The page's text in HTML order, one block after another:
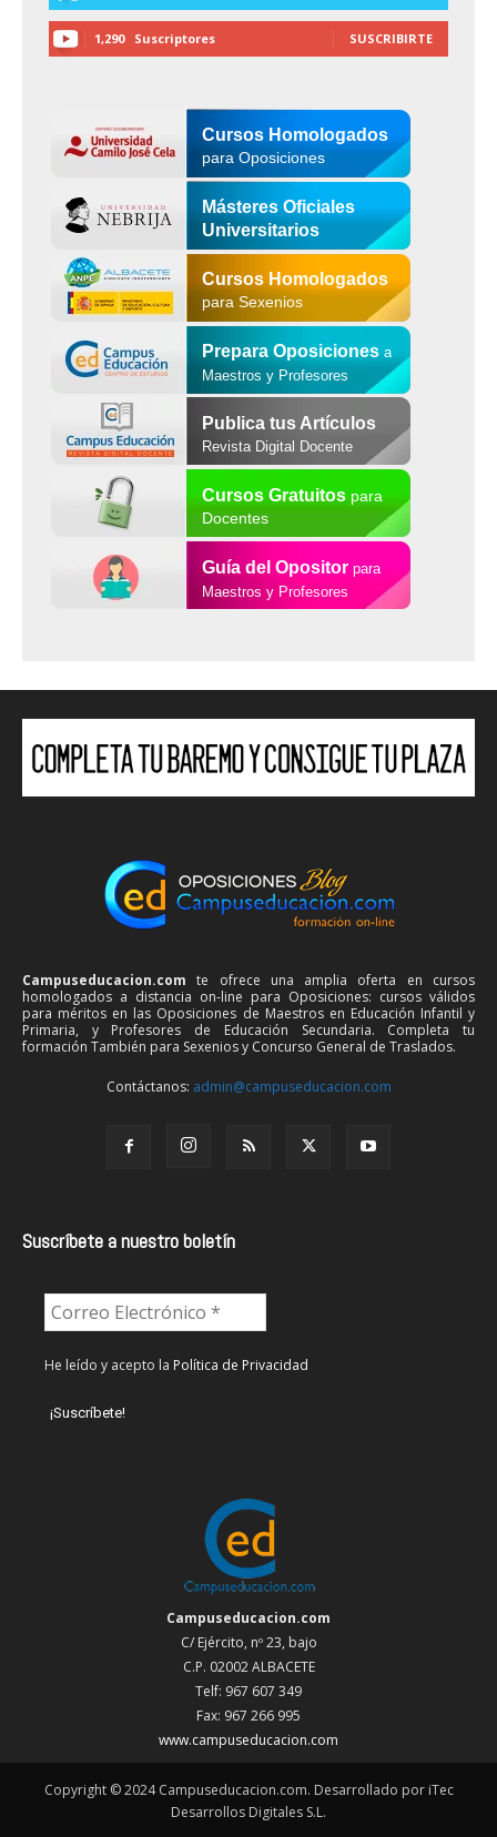
1,290 Suscriptores SUSCRIBIRTE
Cursos Homologados
para Oposiciones
Másteres Oficiales
Universitarios
Cursos Homologados
para Sexenios
Prepara Oposiciones a
Maestros y Profesores
Publica tus Artículos
Revista Digital Docente
Cursos Gratuitospara
Docentes
Guía del Opositor para
Maestros y Profesores
Campuseducacion.com te ofrece una amplia oferta en cursos
homologados a distancia on-line para Oposiciones: cursos válidos
para méritos en las Oposiciones de Maestros en Educación Infantil y
Primaria, y Profesores de Educación Secundaria. Completa tu
formación También para Sexenios y Concurso General de Traslados.
Contáctanos: admin@campuseducacion.com
Suscríbete a nuestro boletín
He leído y acepto la Política de Privacidad
Campuseducacion.com
C/ Ejército, nº 23, bajo
C.P. 02002 ALBACETE
Telf: 967 607 349
Fax: 967 266 995
www.campuseducacion.com
Copyright © 2024 Campuseducacion.com. Desarrollado por iTec
Desarrollos Digitales S.L.